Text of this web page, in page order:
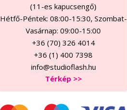
(11-es kapucsengő)
Hétfő-Péntek: 08:00-15:30, Szombat-
Vasárnap: 09:00-15:00
+36 (70) 326 4014
+36 (1) 400 7398
info@studioflash.hu
Térkép >>